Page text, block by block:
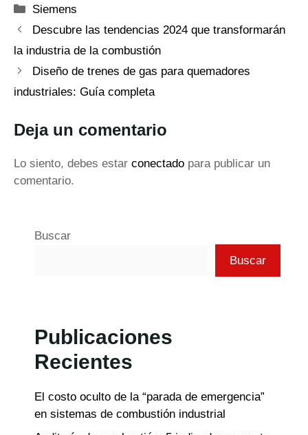
Categorías
Siemens
Descubre las tendencias 2024 que transformarán
la industria de la combustión
Diseño de trenes de gas para quemadores
industriales: Guía completa
Deja un comentario
Lo siento, debes estar conectado para publicar un
comentario.
Buscar
Buscar
Publicaciones
Recientes
El costo oculto de la “parada de emergencia”
en sistemas de combustión industrial